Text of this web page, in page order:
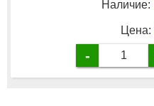
Наличие:
Цена:
-